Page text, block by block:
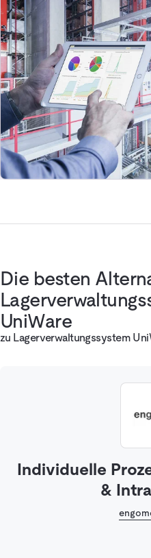
Die besten
UniWare
zu Lagerverwaltungssystem
Individuelle
&